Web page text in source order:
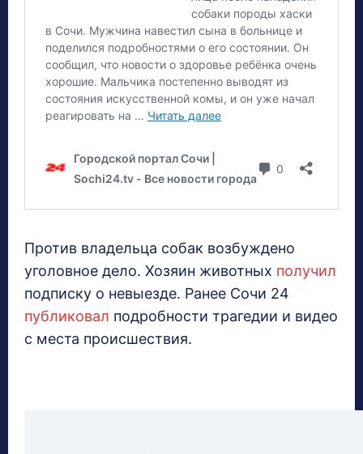
Против владельца собак возбуждено
уголовное дело. Хозяин животных получил
подписку о невыезде. Ранее Сочи 24
публиковал подробности трагедии и видео
с места происшествия.